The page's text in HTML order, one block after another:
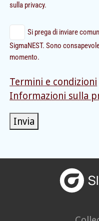
sulla privacy.
Si prega di inviare
SigmaNEST. Sono
momento.
Termini e condizioni
Informazioni sulla
Invia